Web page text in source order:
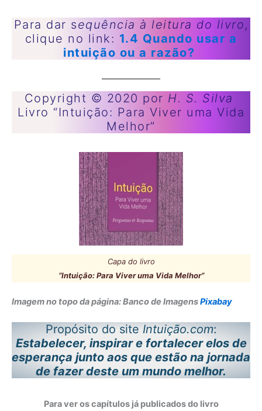
Para dar sequência à leitura do livro,
clique no link: 1.4 Quando usar a
intuição ou a razão?
Copyright © 2020 por H. S. Silva
Livro “Intuição: Para Viver uma Vida
Melhor”
Capa do livro
“Intuição: Para Viver uma Vida Melhor”
Imagem no topo da página: Banco de ImagensPixabay
Propósito do site Intuição.com:
Estabelecer, inspirar e fortalecer elos de
esperança junto aos que estão na jornada
de fazer deste um mundo melhor.
Para ver os capítulos já publicados do livro